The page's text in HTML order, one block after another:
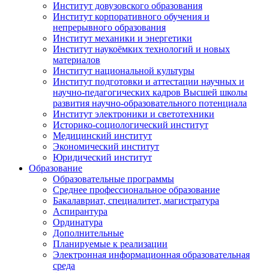
Институт довузовского образования
Институт корпоративного обучения и
непрерывного образования
Институт механики и энергетики
Институт наукоёмких технологий и новых
материалов
Институт национальной культуры
Институт подготовки и аттестации научных и
научно-педагогических кадров Высшей школы
развития научно-образовательного потенциала
Институт электроники и светотехники
Историко-социологический институт
Медицинский институт
Экономический институт
Юридический институт
Образование
Образовательные программы
Среднее профессиональное образование
Бакалавриат, специалитет, магистратура
Аспирантура
Ординатура
Дополнительные
Планируемые к реализации
Электронная информационная образовательная
среда